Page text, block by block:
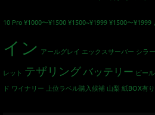
10 Pro ¥1000〜¥1500 ¥1500~¥1999 ¥1500〜¥1999
イン アールグレイ エックスサーバー シラ
レット テザリングバッテリー ビール
ド ワイナリー 上位ラベル購入候補 山梨 紙BOX有り